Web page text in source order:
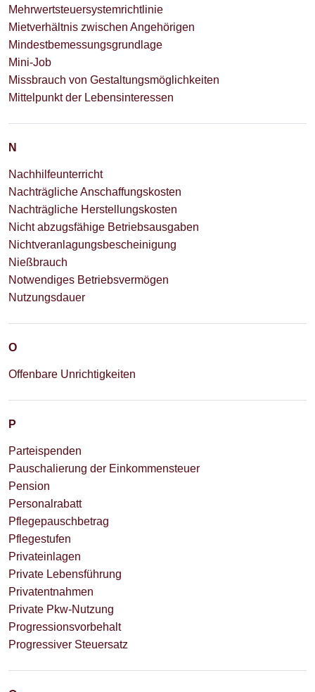
Mehrwertsteuersystemrichtlinie
Mietverhältnis zwischen Angehörigen
Mindestbemessungsgrundlage
Mini-Job
Missbrauch von Gestaltungsmöglichkeiten
Mittelpunkt der Lebensinteressen
N
Nachhilfeunterricht
Nachträgliche Anschaffungskosten
Nachträgliche Herstellungskosten
Nicht abzugsfähige Betriebsausgaben
Nichtveranlagungsbescheinigung
Nießbrauch
Notwendiges Betriebsvermögen
Nutzungsdauer
O
Offenbare Unrichtigkeiten
P
Parteispenden
Pauschalierung der Einkommensteuer
Pension
Personalrabatt
Pflegepauschbetrag
Pflegestufen
Privateinlagen
Private Lebensführung
Privatentnahmen
Private Pkw-Nutzung
Progressionsvorbehalt
Progressiver Steuersatz